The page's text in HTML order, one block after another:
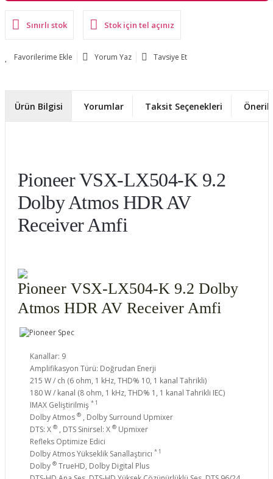
Sınırlı stok Stok için tel açınız
Yorum Yaz Tavsiye Et
Ürün Bilgisi Yorumlar Taksit Seçenekleri
Pioneer VSX-LX504-K 9.2
Dolby Atmos HDR AV
Receiver Amfi
Pioneer VSX-LX504-K 9.2 Dolby
Atmos HDR AV Receiver Amfi
Kanallar: 9
Amplifikasyon Türü: Doğrudan Enerji
215 W / ch (6 ohm, 1 kHz, THD% 10, 1 kanal Tahrikli)
180 W / kanal (8 ohm, 1 kHz, THD% 1, 1 kanal Tahrikli IEC)
IMAX Geliştirilmiş * 1
Dolby Atmos ®, Dolby Surround Upmixer
DTS: X ®, DTS Sinirsel: X ®Upmixer
Refleks Optimize Edici
Dolby Atmos Yükseklik Sanallaştırıcı * 1
Dolby ®TrueHD, Dolby Digital Plus